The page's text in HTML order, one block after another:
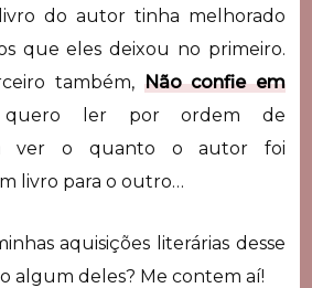
do autor tinha melhorado
que eles deixou no primeiro.
também, Não confie em
ler por ordem de
ver o quanto o autor foi
livro para o outro…
aquisições literárias desse
algum deles? Me contem aí!